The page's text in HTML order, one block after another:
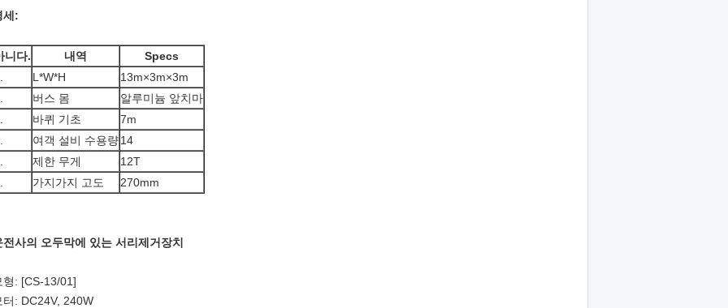
세:
니다. 내역
Specs
L*W*H
13m×3m×3m
버스 몸
알루미늄 앞치마
바퀴 기초
7m
여객 설비 수용량14
제한 무게
12T
가지가지 고도 270mm
전사의 오두막에 있는 서리제거장치
형: [CS-13/01]
터: DC24V, 240W